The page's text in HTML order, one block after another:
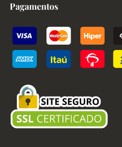
Pagamentos